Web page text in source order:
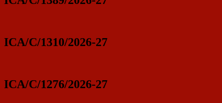
ICA/C/1310/2026-27
ICA/C/1276/2026-27